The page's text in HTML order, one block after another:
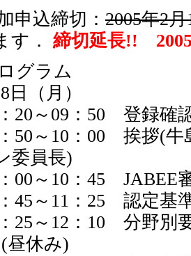
申込締切： 2005年2
す． 締切延長!!
グラム
日（月）
20～09：50 登録確
50～10：00 挨拶(牛
委員長)
00～10：45 JABEE
45～11：25 認定基
25～12：10 分野別
み)